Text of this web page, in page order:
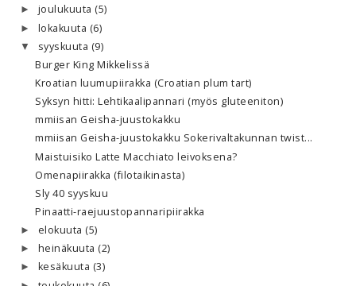
► joulukuuta (5)
► lokakuuta (6)
▼ syyskuuta (9)
Burger King Mikkelissä
Kroatian luumupiirakka (Croatian plum tart)
Syksyn hitti: Lehtikaalipannari (myös gluteeniton)
mmiisan Geisha-juustokakku
mmiisan Geisha-juustokakku Sokerivaltakunnan twist...
Maistuisiko Latte Macchiato leivoksena?
Omenapiirakka (filotaikinasta)
Sly 40 syyskuu
Pinaatti-raejuustopannaripiirakka
► elokuuta (5)
► heinäkuuta (2)
► kesäkuuta (3)